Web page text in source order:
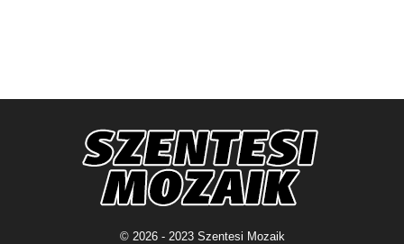
© 2026 - 2023 Szentesi Mozaik